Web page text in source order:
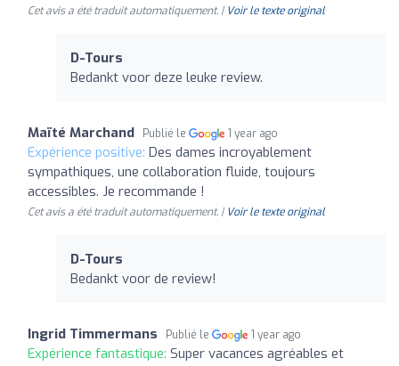
Cet avis a été traduit automatiquement. | Voir le texte original
D-Tours
Bedankt voor deze leuke review.
Maïté Marchand Publié le 1 year ago
Expérience positive: Des dames incroyablement
sympathiques, une collaboration fluide, toujours
accessibles. Je recommande !
Cet avis a été traduit automatiquement. | Voir le texte original
D-Tours
Bedankt voor de review!
Ingrid Timmermans Publié le 1 year ago
Expérience fantastique: Super vacances agréables et